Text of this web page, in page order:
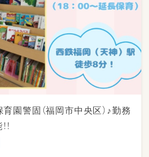
育園警固（福岡市中央区）♪勤務